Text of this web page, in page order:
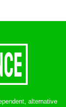
alternative